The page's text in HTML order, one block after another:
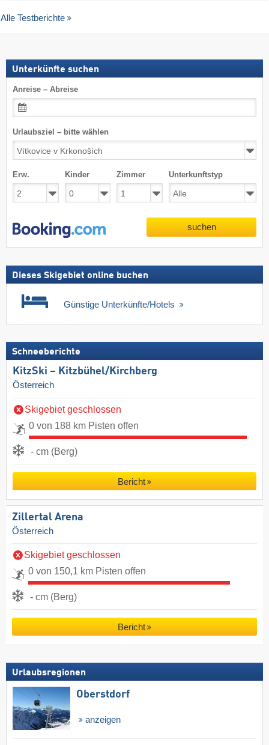
Alle Testberichte
Unterkünfte suchen
Anreise – Abreise
Urlaubsziel – bitte wählen
Erw. Kinder Zimmer Unterkunftstyp
suchen
Dieses Skigebiet online buchen
Günstige Unterkünfte/Hotels
Schneeberichte
KitzSki – Kitzbühel/​Kirchberg
Österreich
Skigebiet geschlossen
0 von 188 km Pisten offen
- cm (Berg)
Bericht
Zillertal Arena
Österreich
Skigebiet geschlossen
0 von 150,1 km Pisten offen
- cm (Berg)
Bericht
Urlaubsregionen
Oberstdorf
anzeigen